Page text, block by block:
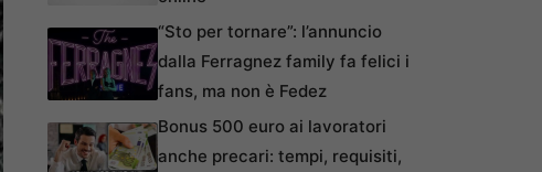
“Sto per tornare”: l’annuncio
dalla Ferragnez family fa felici i
fans, ma non è Fedez
Bonus 500 euro ai lavoratori
anche precari: tempi, requisiti,